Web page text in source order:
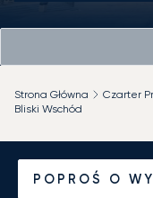
POPROŚ O
Strona Główna Czarter
Bliski Wschód